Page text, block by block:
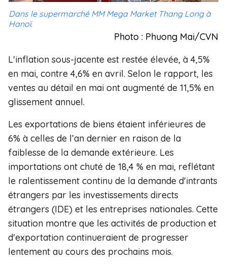
Dans le supermarché MM Mega Market Thang Long à
Hanoï.
Photo : Phuong Mai/CVN
L'inflation sous-jacente est restée élevée, à 4,5%
en mai, contre 4,6% en avril. Selon le rapport, les
ventes au détail en mai ont augmenté de 11,5% en
glissement annuel.
Les exportations de biens étaient inférieures de
6% à celles de l’an dernier en raison de la
faiblesse de la demande extérieure. Les
importations ont chuté de 18,4 % en mai, reflétant
le ralentissement continu de la demande d'intrants
étrangers par les investissements directs
étrangers (IDE) et les entreprises nationales. Cette
situation montre que les activités de production et
d'exportation continueraient de progresser
lentement au cours des prochains mois.